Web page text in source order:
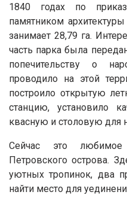
1840 годах по
памятником
занимает 28,79 га.
часть парка была
попечительству о
проводило на этой
построило открытую
станцию, установило
квасную и столовую для
Сейчас это
Петровского острова.
уютных тропинок, два
найти место для